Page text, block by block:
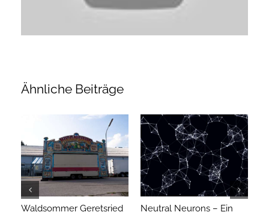
Ähnliche Beiträge
Waldsommer Geretsried
Neutral Neurons – Ein